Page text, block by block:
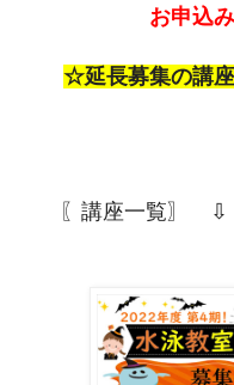
お申込
☆延長募集の講
〖講座一覧〗 ⇩